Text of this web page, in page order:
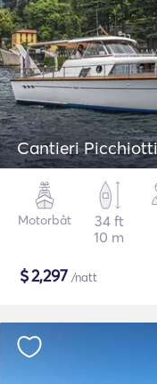
Cantieri
Motorbåt
34 ft
10 m
$2,297 /natt